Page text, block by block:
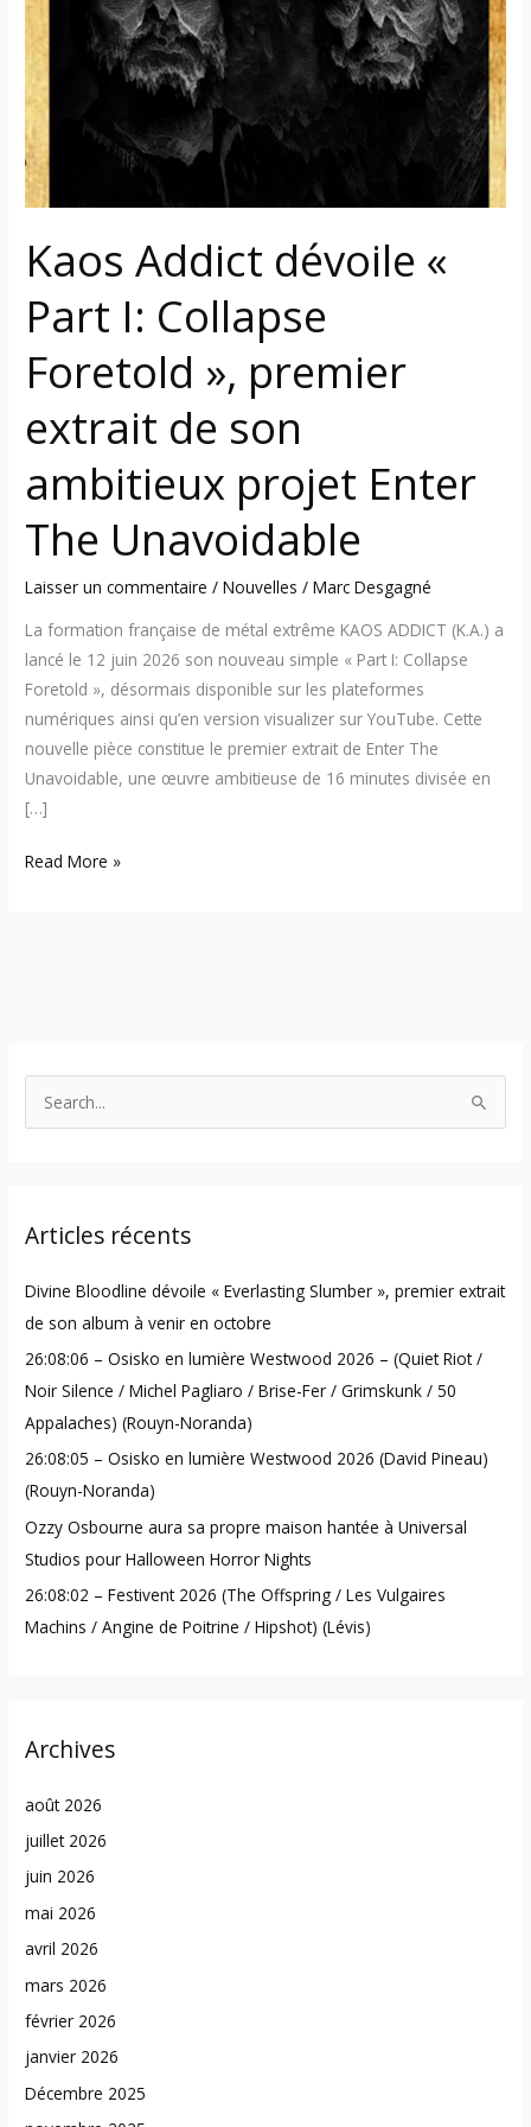
Kaos Addict dévoile «
Part I: Collapse
Foretold », premier
extrait de son
ambitieux projet Enter
The Unavoidable
Laisser un commentaire /Nouvelles /Marc Desgagné
La formation française de métal extrême KAOS ADDICT (K.A.) a
lancé le 12 juin 2026 son nouveau simple « Part I: Collapse
Foretold », désormais disponible sur les plateformes
numériques ainsi qu’en version visualizer sur YouTube. Cette
nouvelle pièce constitue le premier extrait de Enter The
Unavoidable, une œuvre ambitieuse de 16 minutes divisée en
[…]
«
Part
Collapse
Foretold
»,
premier
de
son
ambitieux
projet
Enter
The
Unavoidable
Read More »
c
f
o
r
:
Articles récents
Divine Bloodline dévoile « Everlasting Slumber », premier extrait
de son album à venir en octobre
26:08:06 – Osisko en lumière Westwood 2026 – (Quiet Riot /
Noir Silence / Michel Pagliaro / Brise-Fer / Grimskunk / 50
Appalaches) (Rouyn-Noranda)
26:08:05 – Osisko en lumière Westwood 2026 (David Pineau)
(Rouyn-Noranda)
Ozzy Osbourne aura sa propre maison hantée à Universal
Studios pour Halloween Horror Nights
26:08:02 – Festivent 2026 (The Offspring / Les Vulgaires
Machins / Angine de Poitrine / Hipshot) (Lévis)
Archives
août 2026
juillet 2026
juin 2026
mai 2026
avril 2026
mars 2026
février 2026
janvier 2026
Décembre 2025